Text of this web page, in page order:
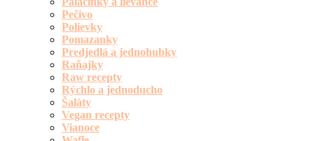
Pečivo
Polievky
Pomazanky
Predjedlá a jednohubky
Raňajky
Raw recepty
Rýchlo a jednoducho
Šaláty
Vegan recepty
Vianoce